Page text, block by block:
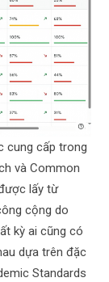
cung cấp trong
và Common
lấy từ
cộng do
kỳ ai cũng có
dựa trên đặc
Standards